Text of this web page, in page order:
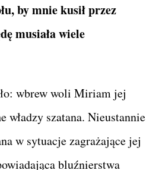
by mnie kusił przez
musiała wiele
wbrew woli Miriam jej
władzy szatana. Nieustannie
w sytuacje zagrażające jej
bluźnierstwa